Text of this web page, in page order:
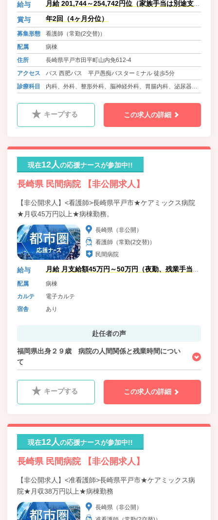
の時・その時期にその人らしさを生
給与
月給 201,744～254,742円位（家族手当は別途支
給）
賞与 年2回（4ヶ月分位）
募集形態
看護師（常勤(2交替)）
配属
病棟
住所
長崎県平戸市田平町山内免612-4
アクセス
バス 西肥バス 平戸愚痴バスターミナル 徒歩5分
診療科目
内科、外科、整形外科、脳神経外科、胃腸内科、泌尿器
キープする この求人の詳細
現在12人の応援ナースが参加中!!
長崎県 民間病院 【非公開求人】
【非公開求人】<看護師>長崎県平戸市★ケアミックス病院
★月収45万円以上★病棟勤務。
長崎県（非公開）
看護師（常勤(2交替)）
民間病院
給与
月給 月支給額45万円～50万円（夜勤、残業手当含
む）
配属
病棟
カルテ
電子カルテ
宿舎
あり
赴任者の声
福岡県出身２９歳 病院の人間関係と残業時間につい
て
キープする この求人の詳細
現在12人の応援ナースが参加中!!
長崎県 民間病院 【非公開求人】
【非公開求人】<准看護師>長崎県平戸市★ケアミックス病
院★月収38万円以上★病棟勤務
長崎県（非公開）